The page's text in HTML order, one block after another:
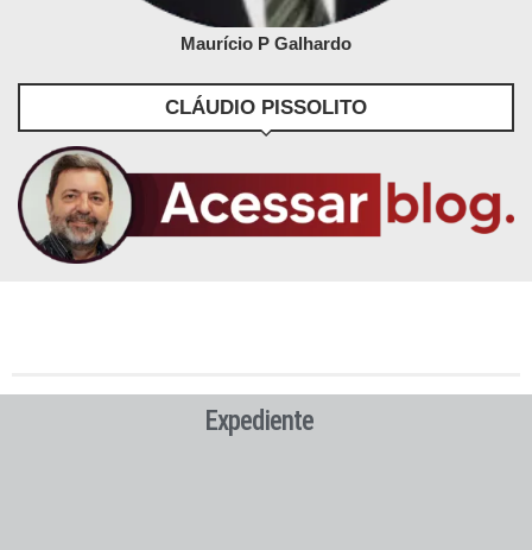
Maurício P Galhardo
CLÁUDIO PISSOLITO
Expediente